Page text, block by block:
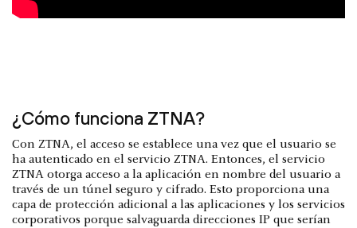
¿Cómo funciona ZTNA?
Con ZTNA, el acceso se establece una vez que el usuario se
ha autenticado en el servicio ZTNA. Entonces, el servicio
ZTNA otorga acceso a la aplicación en nombre del usuario a
través de un túnel seguro y cifrado. Esto proporciona una
capa de protección adicional a las aplicaciones y los servicios
corporativos porque salvaguarda direcciones IP que serían